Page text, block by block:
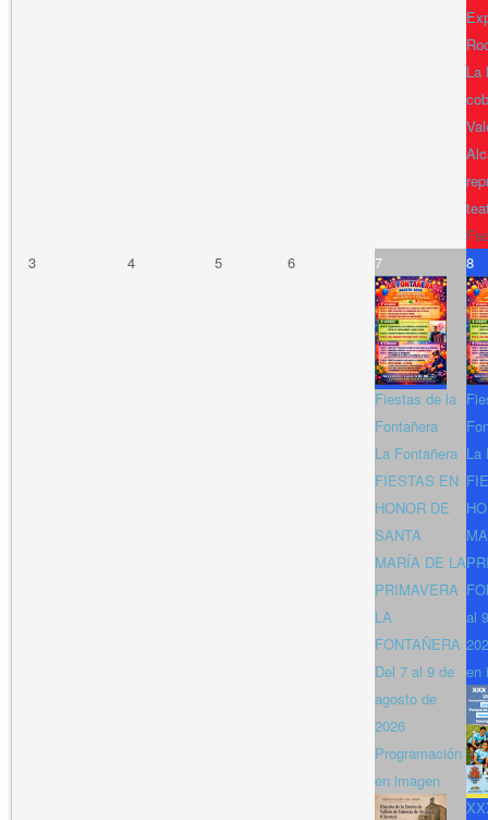
La
3
4 5 6 7
Fiestas de la
Fontañera
La Fontañera
FIESTAS EN
HONOR DE
SANTA
MARÍA DE LA
PRIMAVERA
LA
FONTAÑERA
Del 7 al 9 de
agosto de
2026
Programación
en imagen
8
La
al
en